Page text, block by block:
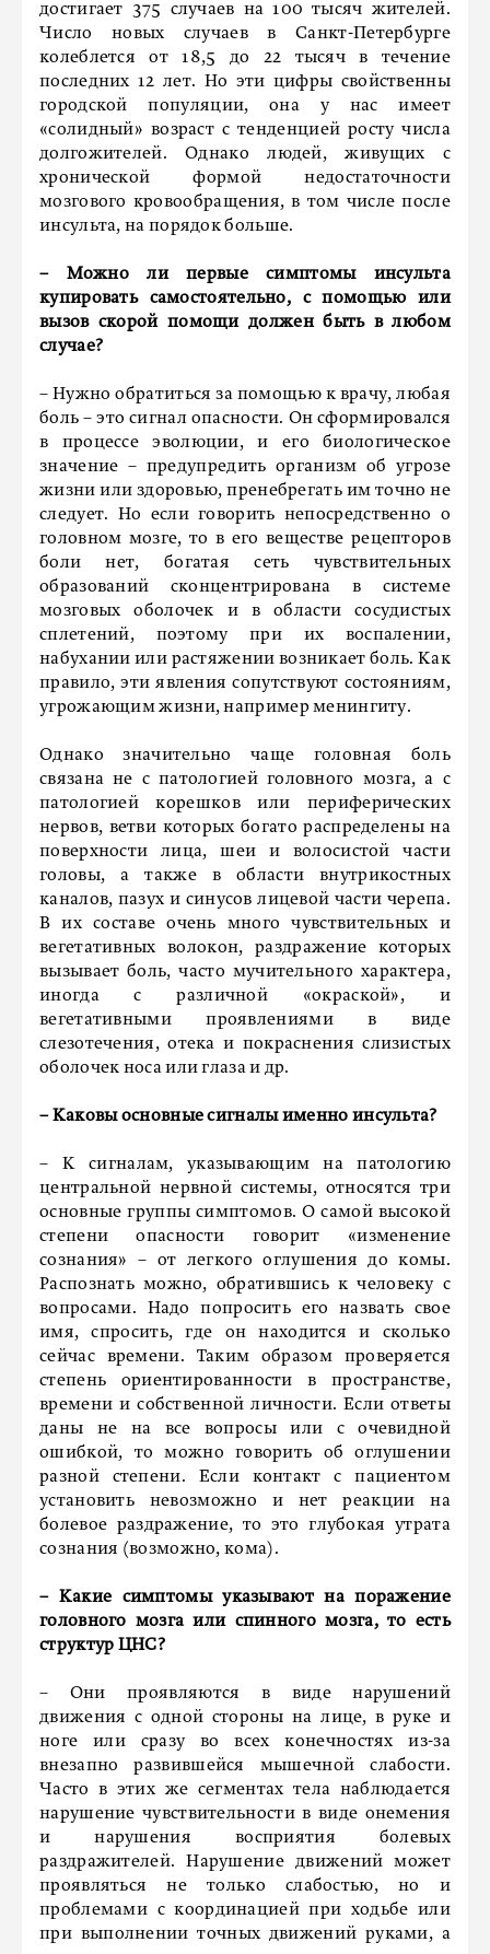
достигает 375 случаев на 100 тысяч жителей.
Число новых случаев в Санкт-Петербурге
колеблется от 18,5 до 22 тысяч в течение
последних 12 лет. Но эти цифры свойственны
городской популяции, она у нас имеет
«солидный» возраст с тенденцией росту числа
долгожителей. Однако людей, живущих с
хронической формой недостаточности
мозгового кровообращения, в том числе после
инсульта, на порядок больше.
– Можно ли первые симптомы инсульта
купировать самостоятельно, с помощью или
вызов скорой помощи должен быть в любом
случае?
– Нужно обратиться за помощью к врачу, любая
боль – это сигнал опасности. Он сформировался
в процессе эволюции, и его биологическое
значение – предупредить организм об угрозе
жизни или здоровью, пренебрегать им точно не
следует. Но если говорить непосредственно о
головном мозге, то в его веществе рецепторов
боли нет, богатая сеть чувствительных
образований сконцентрирована в системе
мозговых оболочек и в области сосудистых
сплетений, поэтому при их воспалении,
набухании или растяжении возникает боль. Как
правило, эти явления сопутствуют состояниям,
угрожающим жизни, например менингиту.
Однако значительно чаще головная боль
связана не с патологией головного мозга, а с
патологией корешков или периферических
нервов, ветви которых богато распределены на
поверхности лица, шеи и волосистой части
головы, а также в области внутрикостных
каналов, пазух и синусов лицевой части черепа.
В их составе очень много чувствительных и
вегетативных волокон, раздражение которых
вызывает боль, часто мучительного характера,
иногда с различной «окраской», и
вегетативными проявлениями в виде
слезотечения, отека и покраснения слизистых
оболочек носа или глаза и др.
– Каковы основные сигналы именно инсульта?
– К сигналам, указывающим на патологию
центральной нервной системы, относятся три
основные группы симптомов. О самой высокой
степени опасности говорит «изменение
сознания» – от легкого оглушения до комы.
Распознать можно, обратившись к человеку с
вопросами. Надо попросить его назвать свое
имя, спросить, где он находится и сколько
сейчас времени. Таким образом проверяется
степень ориентированности в пространстве,
времени и собственной личности. Если ответы
даны не на все вопросы или с очевидной
ошибкой, то можно говорить об оглушении
разной степени. Если контакт с пациентом
установить невозможно и нет реакции на
болевое раздражение, то это глубокая утрата
сознания (возможно, кома).
– Какие симптомы указывают на поражение
головного мозга или спинного мозга, то есть
структур ЦНС?
– Они проявляются в виде нарушений
движения с одной стороны на лице, в руке и
ноге или сразу во всех конечностях из-за
внезапно развившейся мышечной слабости.
Часто в этих же сегментах тела наблюдается
нарушение чувствительности в виде онемения
и нарушения восприятия болевых
раздражителей. Нарушение движений может
проявляться не только слабостью, но и
проблемами с координацией при ходьбе или
при выполнении точных движений руками, а